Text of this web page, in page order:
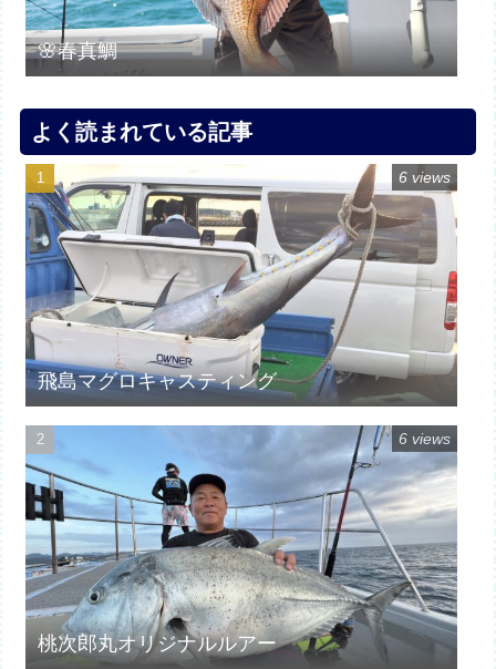
🌸春真鯛
よく読まれている記事
飛島マグロキャスティング
6 views
桃次郎丸オリジナルルアー
6 views